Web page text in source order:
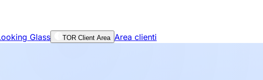
Glass TOR Client Area Area clienti